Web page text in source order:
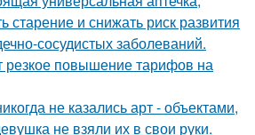
старение и снижать риск развития
сосудистых заболеваний.
резкое повышение тарифов на
не казались арт - объектами,
не взяли их в свои руки.